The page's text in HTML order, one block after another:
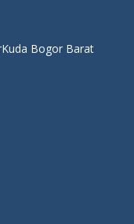
Bogor Barat